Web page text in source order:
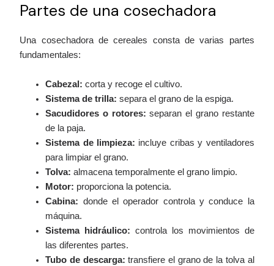
Partes de una cosechadora
Una cosechadora de cereales consta de varias partes
fundamentales:
Cabezal: corta y recoge el cultivo.
Sistema de trilla: separa el grano de la espiga.
Sacudidores o rotores: separan el grano restante
de la paja.
Sistema de limpieza: incluye cribas y ventiladores
para limpiar el grano.
Tolva: almacena temporalmente el grano limpio.
Motor: proporciona la potencia.
Cabina: donde el operador controla y conduce la
máquina.
Sistema hidráulico: controla los movimientos de
las diferentes partes.
Tubo de descarga: transfiere el grano de la tolva al